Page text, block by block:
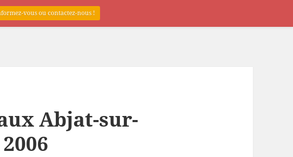
Abjat-sur-
vous ou contactez-nous !